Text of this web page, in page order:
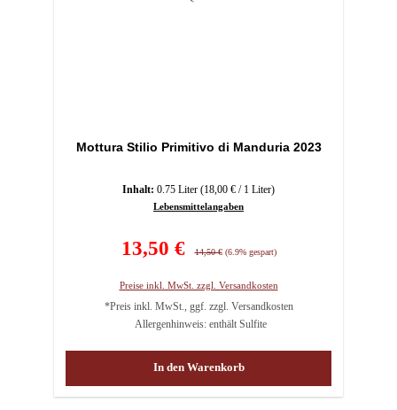
Mottura Stilio Primitivo di Manduria 2023
Inhalt: 0.75 Liter (18,00 € / 1 Liter)
Lebensmittelangaben
13,50 € Regulärer Preis:
14,50 € (6.9% gespart)
Preise inkl. MwSt. zzgl. Versandkosten
*Preis inkl. MwSt., ggf. zzgl. Versandkosten
Allergenhinweis: enthält Sulfite
In den Warenkorb